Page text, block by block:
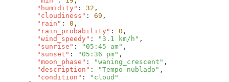
        "humidity"
: 32
        "cloudiness"
: 69
        "rain"
: 0
        "rain_probability"
: 0
        "wind_speedy"
: "3.1 km/h"
        "sunrise"
: "05:45 am"
        "sunset"
: "05:36 pm"
        "moon_phase"
: "waning_crescent"
        "description"
: "Tempo nublado"
        "condition"
: